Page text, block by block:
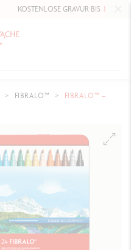
KOSTENLOSE GRAVUR BIS 10. MAI
FIBRALO™
FIBRALO™ –